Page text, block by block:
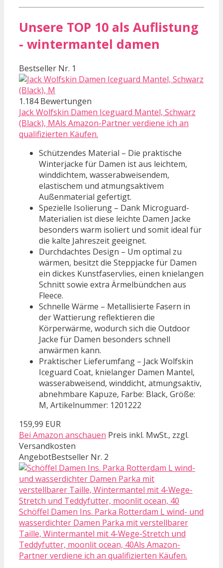
Unsere TOP 10 als Auflistung
- wintermantel damen
Bestseller Nr. 1
1.184 Bewertungen
Jack Wolfskin Damen Iceguard Mantel, Schwarz
(Black), MAls Amazon-Partner verdiene ich an
qualifizierten Käufen.
Schützendes Material – Die praktische
Winterjacke für Damen ist aus leichtem,
winddichtem, wasserabweisendem,
elastischem und atmungsaktivem
Außenmaterial gefertigt.
Spezielle Isolierung – Dank Microguard-
Materialien ist diese leichte Damen Jacke
besonders warm isoliert und somit ideal für
die kalte Jahreszeit geeignet.
Durchdachtes Design – Um optimal zu
wärmen, besitzt die Steppjacke für Damen
ein dickes Kunstfaservlies, einen knielangen
Schnitt sowie extra Ärmelbündchen aus
Fleece.
Schnelle Wärme – Metallisierte Fasern in
der Wattierung reflektieren die
Körperwärme, wodurch sich die Outdoor
Jacke für Damen besonders schnell
anwärmen kann.
Praktischer Lieferumfang – Jack Wolfskin
Iceguard Coat, knielanger Damen Mantel,
wasserabweisend, winddicht, atmungsaktiv,
abnehmbare Kapuze, Farbe: Black, Größe:
M, Artikelnummer: 1201222
159,99 EUR
Bei Amazon anschauen Preis inkl. MwSt., zzgl.
Versandkosten
AngebotBestseller Nr. 2
Schöffel Damen Ins. Parka Rotterdam L wind- und
wasserdichter Damen Parka mit verstellbarer
Taille, Wintermantel mit 4-Wege-Stretch und
Teddyfutter, moonlit ocean, 40Als Amazon-
Partner verdiene ich an qualifizierten Käufen.